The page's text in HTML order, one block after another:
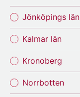
Jönköpings län
Kalmar län
Kronoberg
Norrbotten